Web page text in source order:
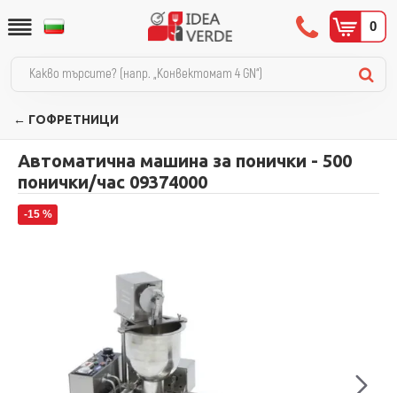
0
← ГОФРЕТНИЦИ
Автоматична машина за понички - 500
понички/час 09374000
-15 %